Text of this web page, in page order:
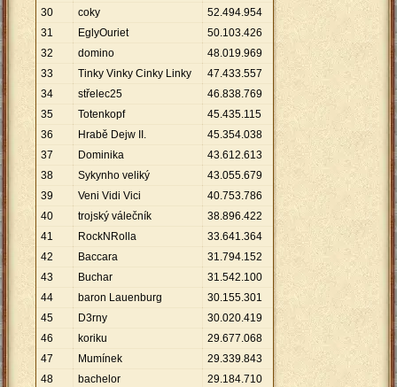
30
coky 52.494.954
31
EglyOuriet 50.103.426
32
domino 48.019.969
33
Tinky Vinky Cinky Linky 47.433.557
34
střelec25 46.838.769
35
Totenkopf 45.435.115
36
Hrabě Dejw II. 45.354.038
37
Dominika 43.612.613
38
Sykynho veliký 43.055.679
39
Veni Vidi Vici 40.753.786
40
trojský válečník 38.896.422
41
RockNRolla 33.641.364
42
Baccara 31.794.152
43
Buchar 31.542.100
44
baron Lauenburg 30.155.301
45
D3rny 30.020.419
46
koriku 29.677.068
47
Mumínek 29.339.843
48
bachelor 29.184.710